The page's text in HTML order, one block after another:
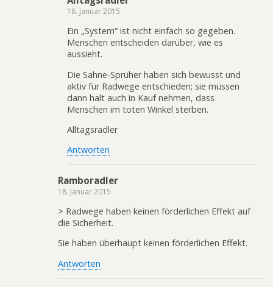
18. Januar 2015
Ein „System“ ist nicht einfach so gegeben.
Menschen entscheiden darüber, wie es
aussieht.
Die Sahne-Sprüher haben sich bewusst und
aktiv für Radwege entschieden; sie müssen
dann halt auch in Kauf nehmen, dass
Menschen im toten Winkel sterben.
Alltagsradler
Antworten
Ramboradler
18. Januar 2015
> Radwege haben keinen förderlichen Effekt auf
die Sicherheit.
Sie haben überhaupt keinen förderlichen Effekt.
Antworten